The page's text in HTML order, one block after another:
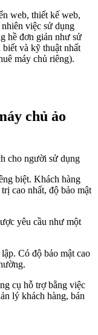
web, thiết kế web,
việc sử dụng
hề đơn giản như sử
và kỹ thuật nhất
máy chủ riêng).
chủ ảo
cho người sử dụng
biệt. Khách hàng
cao nhất, độ bảo mật
yêu cầu như một
Có độ bảo mật cao
cụ hỗ trợ bằng việc
lý khách hàng, bán